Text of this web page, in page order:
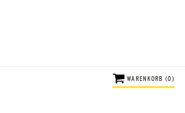
WARENKORB (0)